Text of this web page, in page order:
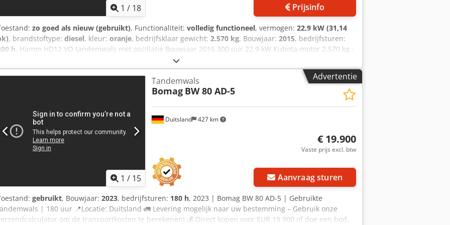
1 / 18 Prijsinfo
zo goed als nieuw (gebruikt), Functionaliteit: volledig functioneel, vermogen: 22,9 kW (31,14
, brandstoftype: diesel, kleur: oranje, bedrijfsklaar gewicht: 2.570 kg, Bouwjaar: 2015, bedrijfsturen:
h, Hamm HD12 VO tandemwals met oscillatie Bouwjaar 2015 300 uur 22,9 kW Kubota-motor 2.570 kg -
3.470 kg Dodpszhkldjfx Ahgeck Randsnijwiel ZO GOED ALS NIEUW!
Advertentie
1 / 15
Duitsland 427 km
Tandemwals
Bomag BW 80 AD-5
€ 19.900
Vaste prijs excl. btw
Aanvraag sturen
gebruikt, Bouwjaar: 2023, bedrijfsturen: 180 h, 2023 | Bomag BW 80 AD-5 | Gebruikte
| 180 uur 📍Locatie: Duitsland 🚛 Levering mogelijk naar uw bestemming – Gebruik onze
om de transportkosten te berekenen! 💰 Direct kopen voor EUR 19.900 of doe een bod.